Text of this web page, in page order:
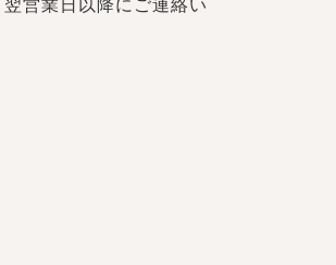
営業日以降にご連絡い